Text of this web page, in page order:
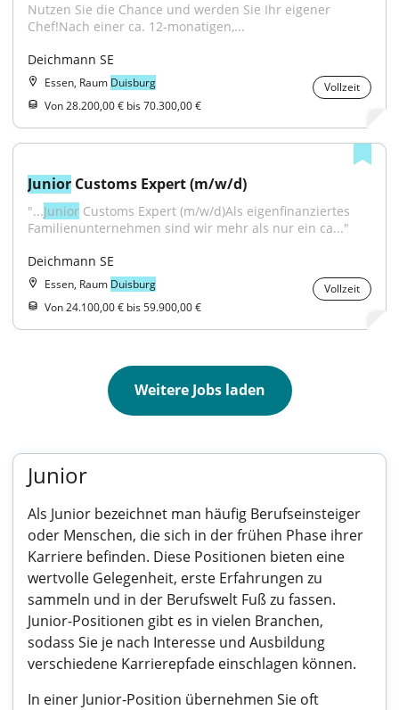
Nutzen Sie die Chance und werden Sie Ihr eigener
Chef!Nach einer ca. 12-monatigen,...
Deichmann SE
Essen, Raum Duisburg
Vollzeit
Von 28.200,00 € bis 70.300,00 €
Junior Customs Expert (m/w/d)
"...Junior Customs Expert (m/w/d)Als eigenfinanziertes
Familienunternehmen sind wir mehr als nur ein ca..."
Deichmann SE
Essen, Raum Duisburg
Vollzeit
Von 24.100,00 € bis 59.900,00 €
Weitere Jobs laden
Junior
Als Junior bezeichnet man häufig Berufseinsteiger
oder Menschen, die sich in der frühen Phase ihrer
Karriere befinden. Diese Positionen bieten eine
wertvolle Gelegenheit, erste Erfahrungen zu
sammeln und in der Berufswelt Fuß zu fassen.
Junior-Positionen gibt es in vielen Branchen,
sodass Sie je nach Interesse und Ausbildung
verschiedene Karrierepfade einschlagen können.
In einer Junior-Position übernehmen Sie oft